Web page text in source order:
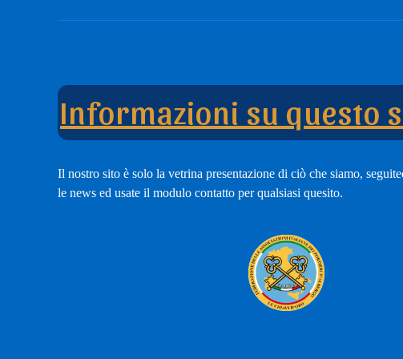
moduloChannel
Informazioni su questo
Il nostro sito è solo la vetrina presentazione di ciò che siamo,
le news ed usate il modulo contatto per qualsiasi quesito.